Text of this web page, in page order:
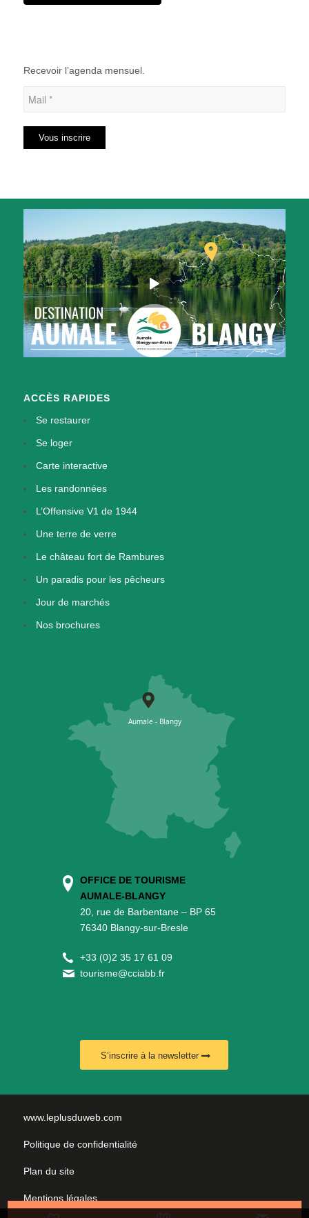
Recevoir l’agenda mensuel.
ACCÈS RAPIDES
Se restaurer
Se loger
Carte interactive
Les randonnées
L’Offensive V1 de 1944
Une terre de verre
Le château fort de Rambures
Un paradis pour les pêcheurs
Jour de marchés
Nos brochures
OFFICE DE TOURISME
AUMALE-BLANGY
20, rue de Barbentane – BP 65
76340 Blangy-sur-Bresle
+33 (0)2 35 17 61 09
tourisme@cciabb.fr
S’inscrire à la newsletter
www.leplusduweb.com
Politique de confidentialité
Plan du site
Mentions légales